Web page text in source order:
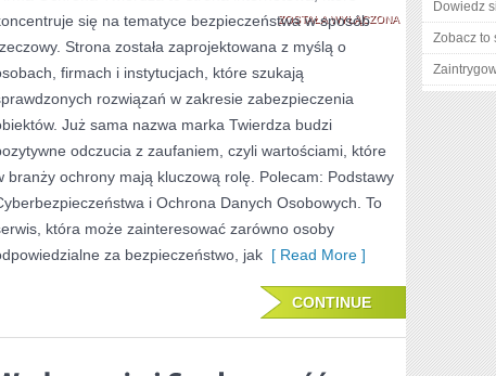
I
ATAKI
ZOSTAŁA WYŁĄCZONA
się na tematyce bezpieczeństwa w sposób
Strona została zaprojektowana z myślą o
firmach i instytucjach, które szukają
rozwiązań w zakresie zabezpieczenia
Już sama nazwa marka Twierdza budzi
odczucia z zaufaniem, czyli wartościami, które
branży ochrony mają kluczową rolę. Polecam: Podstawy
i Ochrona Danych Osobowych. To
która może zainteresować zarówno osoby
za bezpieczeństwo, jak [ Read More ]
CONTINUE
Dowiedz
Zobacz to